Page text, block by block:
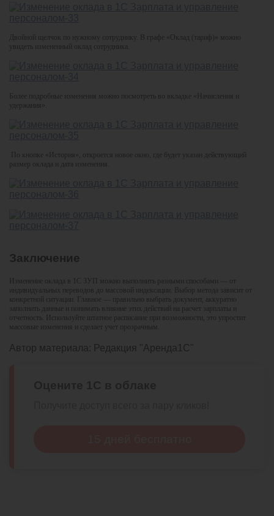
Двойной щелчок по нужному сотруднику. В графе «Оклад (тариф)» можно
увидеть измененный оклад сотрудника.
Более подробные изменения можно посмотреть во вкладке «Начисления и
удержания».
По кнопке «История», откроется новое окно, где будет указан действующий
размер оклада и дата изменения.
Заключение
Изменение оклада в 1С ЗУП можно выполнить разными способами — от
индивидуальных переводов до массовой индексации. Выбор метода зависит от
конкретной ситуации. Главное — правильно выбрать документ, аккуратно
заполнить данные и понимать влияние этих действий на расчет зарплаты и
отчетность. Используйте штатное расписание при возможности, это упростит
массовые изменения и сделает учет прозрачным.
Автор материала: Редакция "Аренда1С"